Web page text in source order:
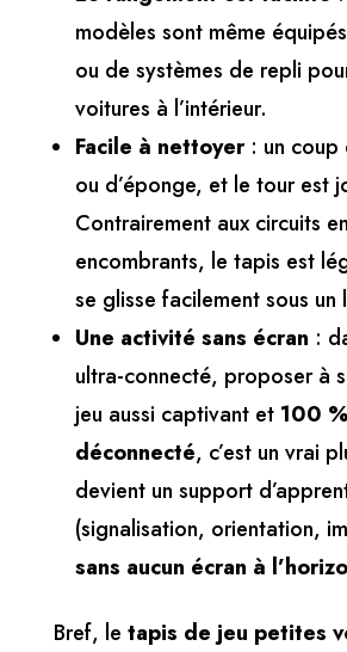
modèles sont même
ou de systèmes de repli
voitures à l’intérieur.
Facile à nettoyer: un coup
ou d’éponge, et le tour est
Contrairement aux circuits
encombrants, le tapis est
se glisse facilement sous un
Une activité sans écran :
ultra-connecté, proposer à
jeu aussi captivant et 100 %
déconnecté, c’est un vrai
devient un support
(signalisation, orientation,
sans aucun écran à
Bref, le tapis de jeu petites